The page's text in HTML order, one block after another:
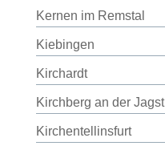
Kernen im Remstal
Kiebingen
Kirchardt
Kirchberg an der Jagst
Kirchentellinsfurt